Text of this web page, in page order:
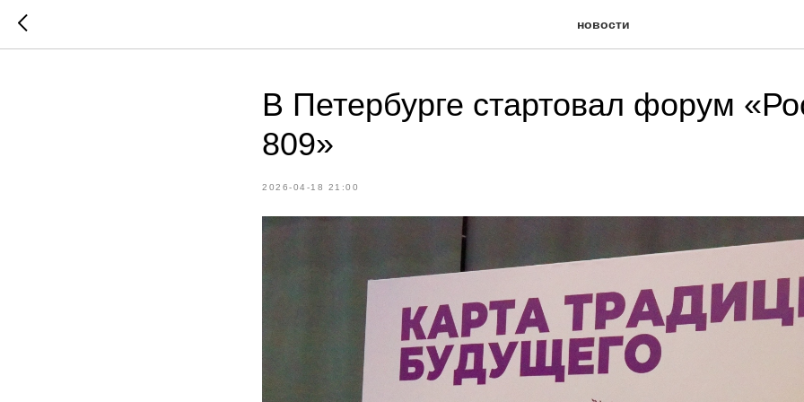
новости
В Петербурге стартовал форум
809»
2026-04-18 21:00